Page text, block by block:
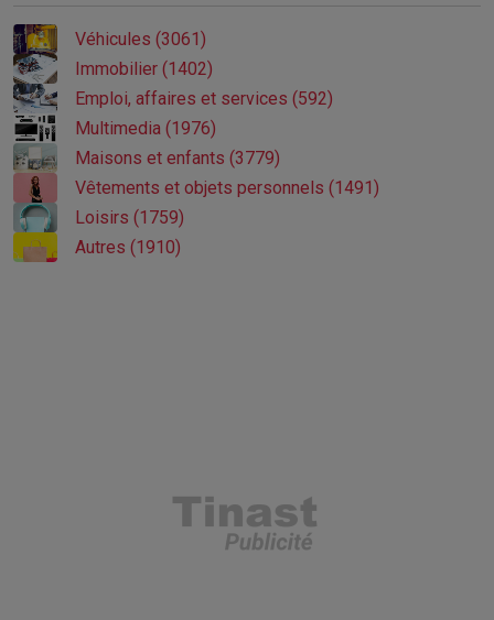
Véhicules (3061)
Immobilier (1402)
Emploi, affaires et services (592)
Multimedia (1976)
Maisons et enfants (3779)
Vêtements et objets personnels (1491)
Loisirs (1759)
Autres (1910)